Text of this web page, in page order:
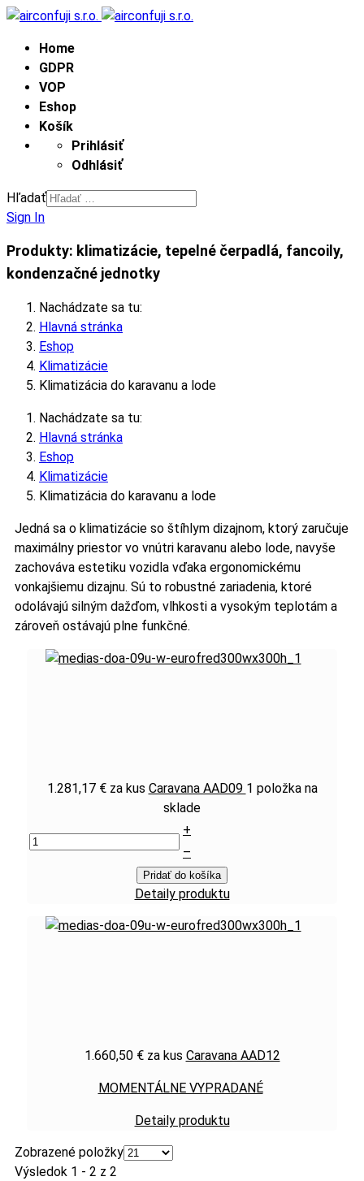
Home
GDPR
VOP
Eshop
Košík
Prihlásiť
Odhlásiť
Hľadať
Sign In
Produkty: klimatizácie, tepelné čerpadlá, fancoily,
kondenzačné jednotky
Nachádzate sa tu:
Hlavná stránka
Eshop
Klimatizácie
Klimatizácia do karavanu a lode
Nachádzate sa tu:
Hlavná stránka
Eshop
Klimatizácie
Klimatizácia do karavanu a lode
Jedná sa o klimatizácie so štíhlym dizajnom, ktorý zaručuje
maximálny priestor vo vnútri karavanu alebo lode, navyše
zachováva estetiku vozidla vďaka ergonomickému
vonkajšiemu dizajnu. Sú to robustné zariadenia, ktoré
odolávajú silným dažďom, vlhkosti a vysokým teplotám a
zároveň ostávajú plne funkčné.
1.281,17 € za kus Caravana AAD09 1 položka na
sklade
+
–
Pridať do košíka
Detaily produktu
1.660,50 € za kus Caravana AAD12
MOMENTÁLNE VYPRADANÉ
Detaily produktu
Zobrazené položky
Výsledok 1 - 2 z 2